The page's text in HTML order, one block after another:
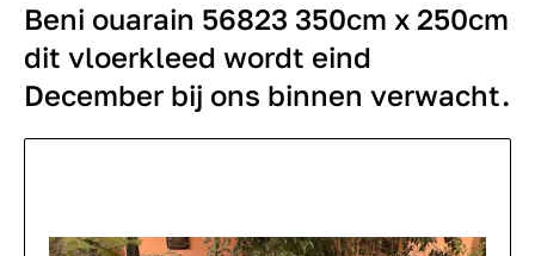
Beni ouarain 56823 350cm x 250cm
dit vloerkleed wordt eind
December bij ons binnen verwacht.